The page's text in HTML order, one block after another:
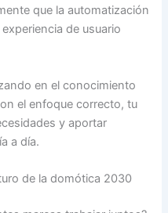
que la automatización
de usuario
en el conocimiento
el enfoque correcto, tu
y aportar
a día.
de la domótica 2030